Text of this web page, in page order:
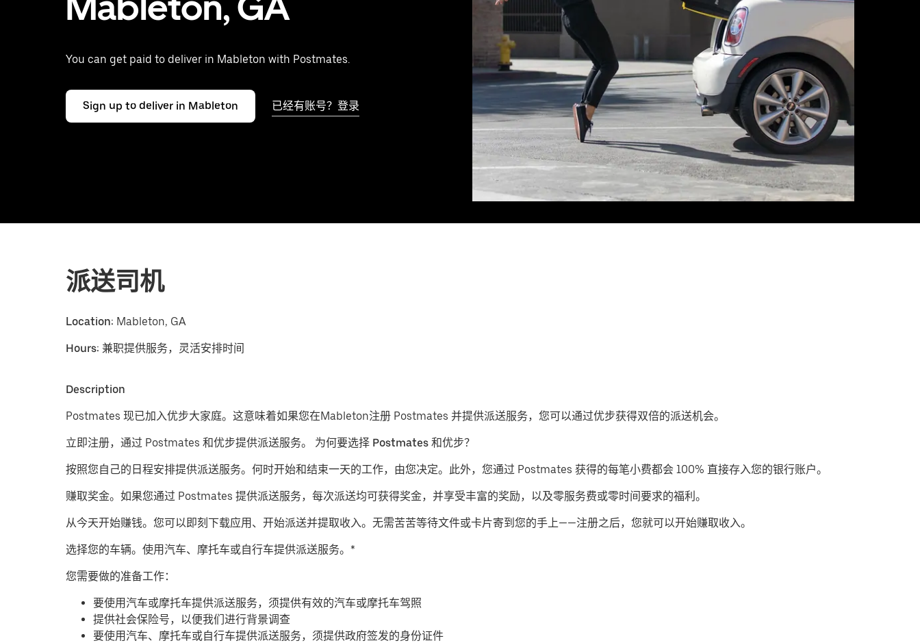
You can get paid to deliver in Mableton with Postmates.
Sign up to deliver in Mableton 已经有账号？登录
派送司机
Location: Mableton, GA
Hours: 兼职提供服务，灵活安排时间
Description
Postmates 现已加入优步大家庭。这意味着如果您在Mableton注册 Postmates 并提供派送服务，您可以通过优步获得双倍的派送机会。
立即注册，通过 Postmates 和优步提供派送服务。 为何要选择 Postmates 和优步？
按照您自己的日程安排提供派送服务。 何时开始和结束一天的工作，由您决定。此外，您通过 Postmates 获得的每笔小费都会 100% 直接存入您的银行账户。
赚取奖金。 如果您通过 Postmates 提供派送服务，每次派送均可获得奖金，并享受丰富的奖励，以及零服务费或零时间要求的福利。
从今天开始赚钱。 您可以即刻下载应用、开始派送并提取收入。无需苦苦等待文件或卡片寄到您的手上——注册之后，您就可以开始赚取收入。
​选择您的车辆。使用汽车、摩托车或自行车提供派送服务。*
您需要做的准备工作：
要使用汽车或摩托车提供派送服务，须提供有效的汽车或摩托车驾照
提供社会保险号，以便我们进行背景调查
要使用汽车、摩托车或自行车提供派送服务，须提供政府签发的身份证件